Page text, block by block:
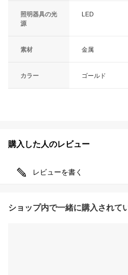
照明器具の光
源
LED
素材 金属
カラー ゴールド
購入した人のレビュー
レビューを書く
ショップ内で一緒に購入されて